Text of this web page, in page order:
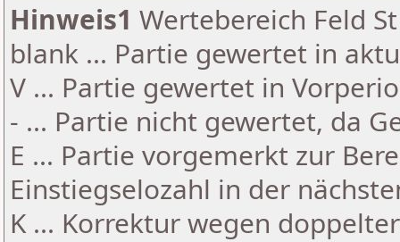
Hinweis1 Wertebereich Feld
blank ... Partie gewertet in
V ... Partie gewertet in
- ... Partie nicht gewertet, da
E ... Partie vorgemerkt zur
Einstiegselozahl in der
K ... Korrektur wegen